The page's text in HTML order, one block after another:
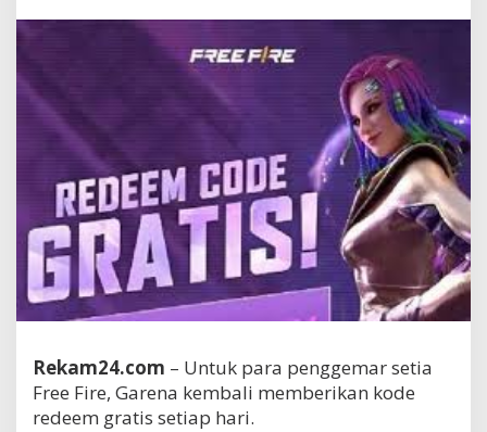
Rekam24.com – Untuk para penggemar setia
Free Fire, Garena kembali memberikan kode
redeem gratis setiap hari.